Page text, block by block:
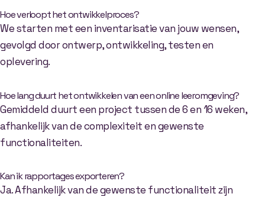
Hoe verloopt het ontwikkelproces?
We starten met een inventarisatie van jouw wensen,
gevolgd door ontwerp, ontwikkeling, testen en
oplevering.
Hoe lang duurt het ontwikkelen van een online leeromgeving?
Gemiddeld duurt een project tussen de 6 en 16 weken,
afhankelijk van de complexiteit en gewenste
functionaliteiten.
Kan ik rapportages exporteren?
Ja. Afhankelijk van de gewenste functionaliteit zijn